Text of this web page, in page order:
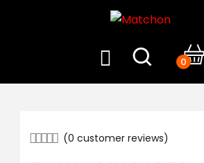
0
(0 customer reviews)